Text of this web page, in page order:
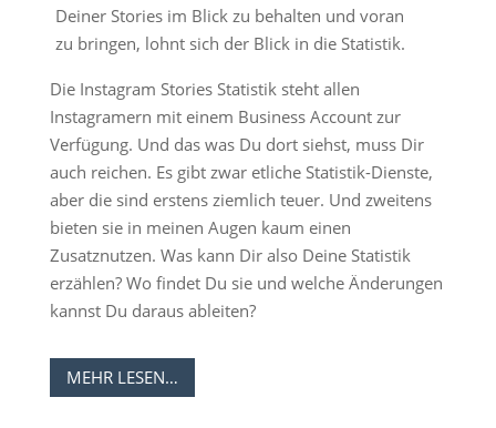
Deiner Stories im Blick zu behalten und voran
zu bringen, lohnt sich der Blick in die Statistik.
Die Instagram Stories Statistik steht allen
Instagramern mit einem Business Account zur
Verfügung. Und das was Du dort siehst, muss Dir
auch reichen. Es gibt zwar etliche Statistik-Dienste,
aber die sind erstens ziemlich teuer. Und zweitens
bieten sie in meinen Augen kaum einen
Zusatznutzen. Was kann Dir also Deine Statistik
erzählen? Wo findet Du sie und welche Änderungen
kannst Du daraus ableiten?
MEHR LESEN…